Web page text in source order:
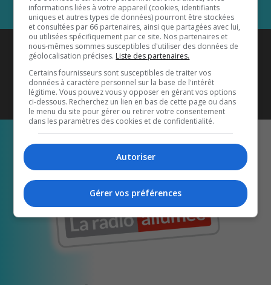
Coyote New Countryest diffusé
également sur1033 HD2
Écoutez-nous aussi sur…
informations liées à votre appareil (cookies, identifiants
uniques et autres types de données) pourront être stockées
et consultées par 66 partenaires, ainsi que partagées avec lui,
ou utilisées spécifiquement par ce site. Nos partenaires et
nous-mêmes sommes susceptibles d'utiliser des données de
géolocalisation précises. Liste des partenaires.
Certains fournisseurs sont susceptibles de traiter vos
données à caractère personnel sur la base de l'intérêt
légitime. Vous pouvez vous y opposer en gérant vos options
ci-dessous. Recherchez un lien en bas de cette page ou dans
le menu du site pour gérer ou retirer votre consentement
dans les paramètres des cookies et de confidentialité.
Autoriser
Gérer vos préférences